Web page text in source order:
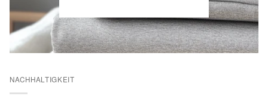
NACHHALTIGKEIT